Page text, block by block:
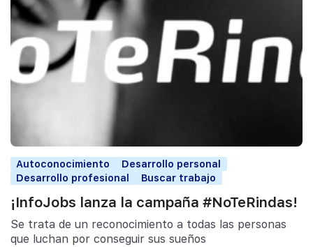
Autoconocimiento
Desarrollo personal
Desarrollo profesional
Buscar trabajo
¡InfoJobs lanza la campaña #NoTeRindas!
Se trata de un reconocimiento a todas las personas
que luchan por conseguir sus sueños